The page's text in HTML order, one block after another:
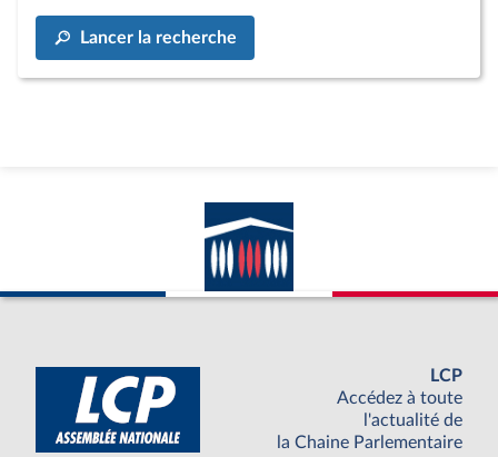
Lancer la recherche
LCP
Accédez à toute
l'actualité de
la Chaine Parlementaire